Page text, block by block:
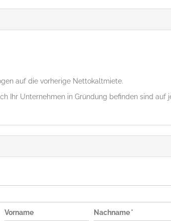
auf die vorherige Nettokaltmiete.
Ihr Unternehmen in Gründung befinden sind auf
Vorname Nachname *